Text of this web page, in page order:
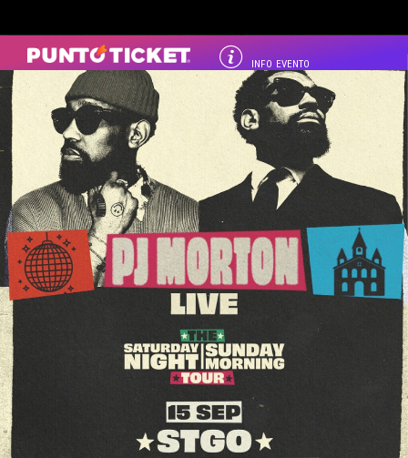
INFO EVENTO